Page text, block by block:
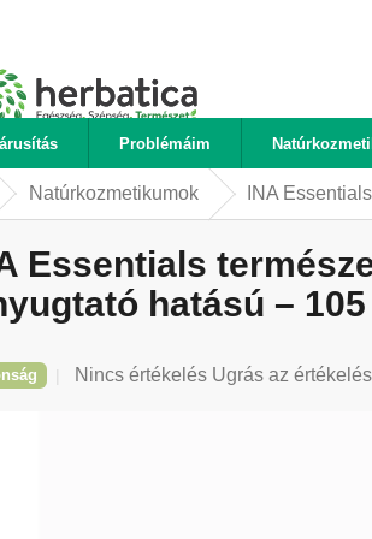
Problémáim
Natúrkozmetikumok INA
Essentials
hatású –
A
Nincs értékelés Ugrás az